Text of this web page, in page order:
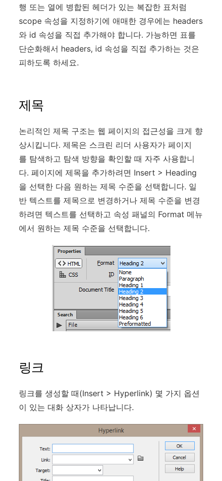
행 또는 열에 병합된 헤더가 있는 복잡한 표처럼
scope 속성을 지정하기에 애매한 경우에는 headers
와 id 속성을 직접 추가해야 합니다. 가능하면 표를
단순화해서 headers, id 속성을 직접 추가하는 것은
피하도록 하세요.
제목
논리적인 제목 구조는 웹 페이지의 접근성을 크게 향
상시킵니다. 제목은 스크린 리더 사용자가 페이지
를 탐색하고 탐색 방향을 확인할 때 자주 사용합니
다. 페이지에 제목을 추가하려면 Insert > Heading
을 선택한 다음 원하는 제목 수준을 선택합니다. 일
반 텍스트를 제목으로 변경하거나 제목 수준을 변경
하려면 텍스트를 선택하고 속성 패널의 Format 메뉴
에서 원하는 제목 수준을 선택합니다.
링크
링크를 생성할 때(Insert > Hyperlink) 몇 가지 옵션
이 있는 대화 상자가 나타납니다.